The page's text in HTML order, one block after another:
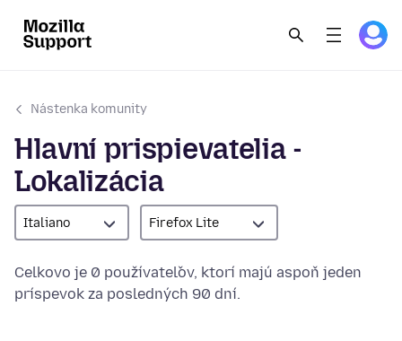
Nástenka komunity
Hlavní prispievatelia -
Lokalizácia
Italiano Firefox Lite
Celkovo je 0 používateľov, ktorí majú aspoň jeden
príspevok za posledných 90 dní.